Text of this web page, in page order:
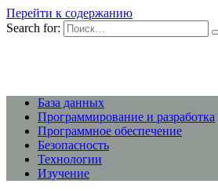
Перейти к содержанию
Search for:
База данных
Программирование и разработка
Программное обеспечение
Безопасность
Технологии
Изучение